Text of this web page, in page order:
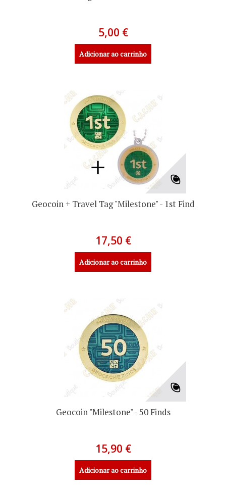
5,00 €
Adicionar ao carrinho
Geocoin + Travel Tag "Milestone" - 1st Find
17,50 €
Adicionar ao carrinho
Geocoin "Milestone" - 50 Finds
15,90 €
Adicionar ao carrinho